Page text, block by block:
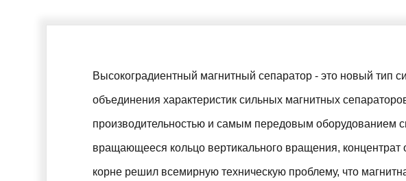
Высокоградиентный магнитный сепаратор - это новый тип
объединения характеристик сильных магнитных
производительностью и самым передовым оборудованием
вращающееся кольцо вертикального вращения,
корне решил всемирную техническую проблему, что